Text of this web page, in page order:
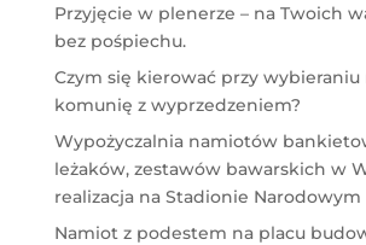
Przyjęcie w plenerze – na Twoich
bez pośpiechu.
Czym się kierować przy
komunię z wyprzedzeniem?
Wypożyczalnia namiotów
leżaków, zestawów bawarskich w
realizacja na Stadionie Narodowym
Namiot z podestem na placu